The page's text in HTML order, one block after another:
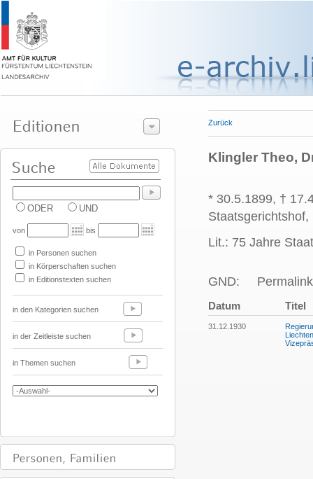
ODER UND
von bis
in Personen suchen
in Körperschaften suchen
in Editionstexten suchen
in den Kategorien suchen
in der Zeitleiste suchen
in Themen suchen
Zurück
Klingler Theo,
* 30.5.1899, †
Lit.: 75 Jahre
GND:
Datum Titel
31.12.1930